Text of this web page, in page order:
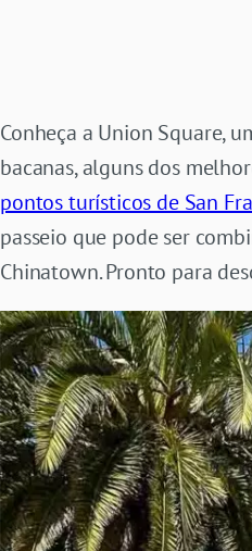
Conheça a Union Square,
bacanas, alguns dos
pontos turísticos de San
passeio que pode ser
Chinatown. Pronto para